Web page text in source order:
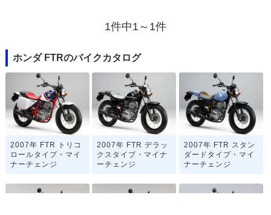
1件中1～1件
ホンダ FTRのバイクカタログ
2007年 FTR トリコ
ロールタイプ・マイ
ナーチェンジ
2007年 FTR デラッ
クスタイプ・マイナ
ーチェンジ
2007年 FTR スタン
ダードタイプ・マイ
ナーチェンジ